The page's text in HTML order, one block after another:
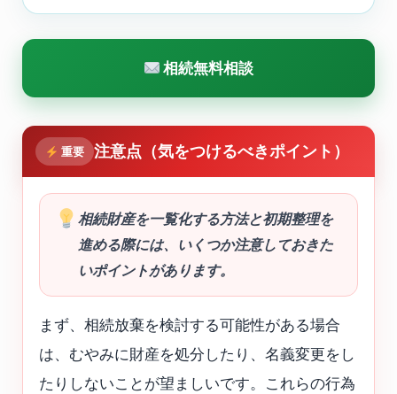
相続無料相談
重要 注意点（気をつけるべきポイント）
相続財産を一覧化する方法と初期整理を
進める際には、いくつか注意しておきた
いポイントがあります。
まず、相続放棄を検討する可能性がある場合
は、むやみに財産を処分したり、名義変更をし
たりしないことが望ましいです。これらの行為